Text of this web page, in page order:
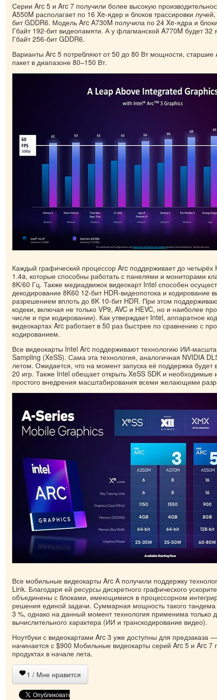
Серии Arc 5 и Arc 7 получили более высокую
A550M располагает по 16 Xe-ядер и блоков трассировки
бит GDDR6. Модель Arc A730M получила по 24 Xe-ядра и
Гбайт 192-бит видеопамяти. А у флагманской A770M будет 32
Гбайт 256-бит GDDR6.
Варианты Arc 5 потребляют от 50 до 80 Вт мощности, старшие
пакет в диапазоне 80–150 Вт.
Каждый графический процессор Arc поддерживает до четырёх
1.4a, которые способны работать с панелями и мониторами
8K/60 Гц. Также медиадвижок видеокарт Intel способен
декодирование 8K60 12-бит HDR-видеопотока и кодирование
разрешением вплоть до 8K 10-бит HDR. При этом
кодеки, включая не только VP9, AVC и HEVC, но и наиболее
числе и при кодировании). Как утверждает Intel, аппаратное
видеокартах Arc работает в 50 раз быстрее по сравнению с
кодированием.
Все видеокарты Intel Arc поддерживают технологию ИИ-
Sampling (XeSS). Сама эта технология, аналогичная NVIDIA
летом. Ожидается, что на момент запуска её поддержка будет
20 игр. Также Intel обещает открыть XeSS SDK и необходимые
простого внедрения масштабирования всеми желающими
Все мобильные видеокарты Arc A получили поддержку
Link. Благодаря ей ресурсы дискретного графического
объединены с блоками, имеющимися в процессорном
решения единой задачи. Суммарная мощность такого
3 %, однако на данный момент технология применима только
вычислительного характера (ИИ и транскодирование видео).
Ноутбуки с видеокартами Arc 3 уже доступны для предзаказа
начинается с $900 Мобильные видеокарты серий Arc 5 и Arc 7
продуктах в начале лета.
1 / Мне нравится